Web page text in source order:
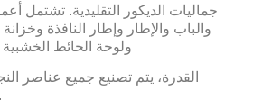
جماليات الديكور التقليدية. تشتمل
والباب والإطار وإطار النافذة
ولوحة الحائط
القدرة، يتم تصنيع جميع عناصر
وتركيبها بشكل مناسب.